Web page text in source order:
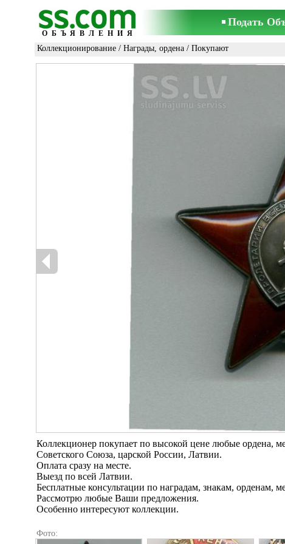
ОБЪЯВЛЕНИЯ
Подать
Коллекционирование / Награды, ордена / Покупают
Коллекционер покупает по высокой цене любые ордена,
Советского Союза, царской России, Латвии.
Оплата сразу на месте.
Выезд по всей Латвии.
Бесплатные консультации по наградам, знакам, орденам,
Рассмотрю любые Ваши предложения.
Особенно интересуют коллекции.
Фото: